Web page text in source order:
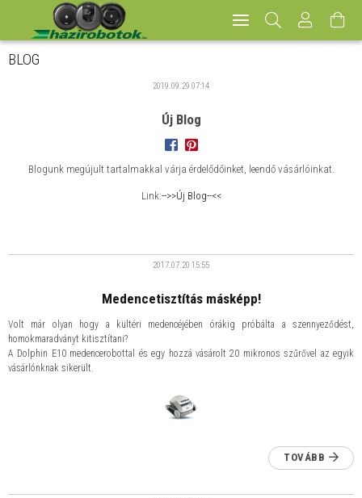
BLOG
Új Blog
2019.09.29 07:14
Blogunk megújult tartalmakkal várja érdelődőinket, leendő vásárlóinkat.
Link:-->>Új Blog--<<
Medencetisztítás másképp!
2017.07.20 15:55
Volt már olyan hogy a kültéri medencéjében órákig próbálta a szennyeződést,
homokmaradványt kitisztítani?
A Dolphin E10 medencerobottal és egy hozzá vásárolt 20 mikronos szűrővel az egyik
vásárlónknak sikerült.
TOVÁBB